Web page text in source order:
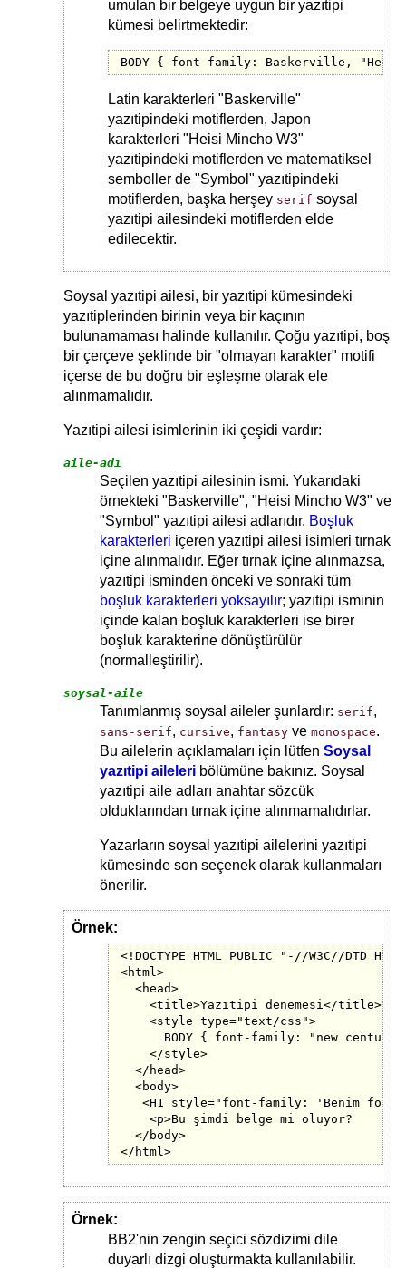
umulan bir belgeye uygun bir yazıtipi
kümesi belirtmektedir:
BODY { font-family: Baskerville,
Latin karakterleri "Baskerville"
yazıtipindeki motiflerden, Japon
karakterleri "Heisi Mincho W3"
yazıtipindeki motiflerden ve matematiksel
semboller de "Symbol" yazıtipindeki
motiflerden, başka herşey serif soysal
yazıtipi ailesindeki motiflerden elde
edilecektir.
Soysal yazıtipi ailesi, bir yazıtipi kümesindeki
yazıtiplerinden birinin veya bir kaçının
bulunamaması halinde kullanılır. Çoğu yazıtipi, boş
bir çerçeve şeklinde bir "olmayan karakter" motifi
içerse de bu doğru bir eşleşme olarak ele
alınmamalıdır.
Yazıtipi ailesi isimlerinin iki çeşidi vardır:
aile-adı
Seçilen yazıtipi ailesinin ismi. Yukarıdaki
örnekteki "Baskerville", "Heisi Mincho W3" ve
"Symbol" yazıtipi ailesi adlarıdır. Boşluk
karakterleri içeren yazıtipi ailesi isimleri tırnak
içine alınmalıdır. Eğer tırnak içine alınmazsa,
yazıtipi isminden önceki ve sonraki tüm
boşluk karakterleri yoksayılır; yazıtipi isminin
içinde kalan boşluk karakterleri ise birer
boşluk karakterine dönüştürülür
(normalleştirilir).
soysal-aile
Tanımlanmış soysal aileler şunlardır: serif,
sans-serif, cursive, fantasy ve monospace.
Bu ailelerin açıklamaları için lütfen Soysal
yazıtipi aileleri bölümüne bakınız. Soysal
yazıtipi aile adları anahtar sözcük
olduklarından tırnak içine alınmamalıdırlar.
Yazarların soysal yazıtipi ailelerini yazıtipi
kümesinde son seçenek olarak kullanmaları
önerilir.
Örnek:
<!DOCTYPE HTML PUBLIC "-//W3C//DTD
<html>
  <head>
    <title>Yazıtipi denemesi</title>
    <style type="text/css">
BODY { font-family: "new century
    </style>
  </head>
  <body>
<H1 style="font-family: 'Benim
    <p>Bu şimdi belge mi oluyor?
  </body>
</html>
Örnek:
BB2'nin zengin seçici sözdizimi dile
duyarlı dizgi oluşturmakta kullanılabilir.